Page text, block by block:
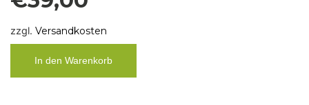
zzgl. Versandkosten
In den Warenkorb